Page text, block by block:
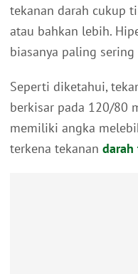
tekanan darah cukup
atau bahkan lebih.
biasanya paling
Seperti diketahui,
berkisar pada 120/80
memiliki angka
terkena tekanan